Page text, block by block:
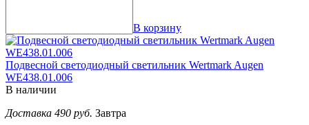
В корзину
Подвесной светодиодный светильник Wertmark Augen
WE438.01.006
В наличии
Доставка 490 руб. Завтра